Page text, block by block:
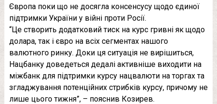
Європа поки що не досягла консенсусу щодо єдиної
підтримки України у війні проти Росії.
“Це створить додатковий тиск на курс гривні як щодо
долара, так і євро на всіх сегментах нашого
валютного ринку. Доки ця ситуація не вирішиться,
Нацбанку доведеться дедалі активніше виходити на
міжбанк для підтримки курсу нацвалюти на торгах та
згладжування потенційних стрибків курсу, причому не
лише цього тижня”, – пояснив Козирев.